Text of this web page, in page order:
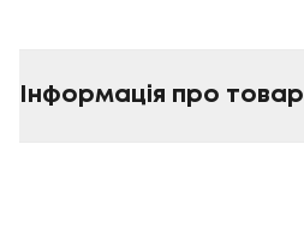
Інформація про товар